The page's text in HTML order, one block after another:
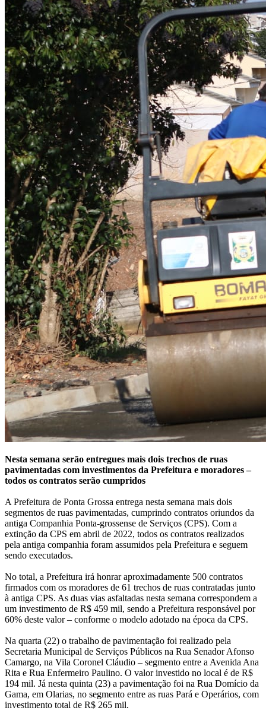
Nesta semana serão entregues mais dois trechos de ruas
pavimentadas com investimentos da Prefeitura e moradores –
todos os contratos serão cumpridos
A Prefeitura de Ponta Grossa entrega nesta semana mais dois
segmentos de ruas pavimentadas, cumprindo contratos oriundos da
antiga Companhia Ponta-grossense de Serviços (CPS). Com a
extinção da CPS em abril de 2022, todos os contratos realizados
pela antiga companhia foram assumidos pela Prefeitura e seguem
sendo executados.
No total, a Prefeitura irá honrar aproximadamente 500 contratos
firmados com os moradores de 61 trechos de ruas contratadas junto
à antiga CPS. As duas vias asfaltadas nesta semana correspondem a
um investimento de R$ 459 mil, sendo a Prefeitura responsável por
60% deste valor – conforme o modelo adotado na época da CPS.
Na quarta (22) o trabalho de pavimentação foi realizado pela
Secretaria Municipal de Serviços Públicos na Rua Senador Afonso
Camargo, na Vila Coronel Cláudio – segmento entre a Avenida Ana
Rita e Rua Enfermeiro Paulino. O valor investido no local é de R$
194 mil. Já nesta quinta (23) a pavimentação foi na Rua Domício da
Gama, em Olarias, no segmento entre as ruas Pará e Operários, com
investimento total de R$ 265 mil.